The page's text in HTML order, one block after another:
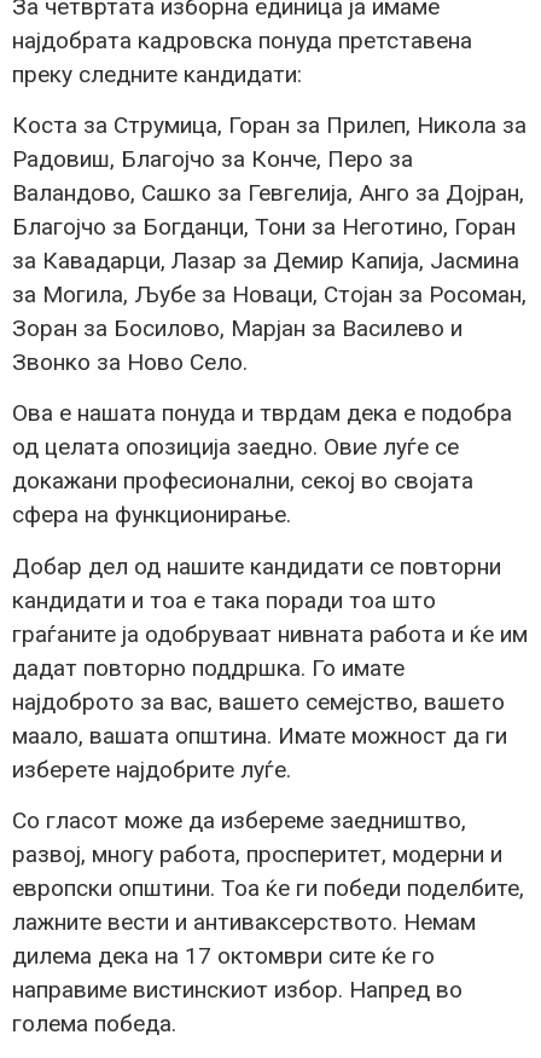
За четвртата изборна единица ја имаме
најдобрата кадровска понуда претставена
преку следните кандидати:
Коста за Струмица, Горан за Прилеп, Никола за
Радовиш, Благојчо за Конче, Перо за
Валандово, Сашко за Гевгелија, Анго за Дојран,
Благојчо за Богданци, Тони за Неготино, Горан
за Кавадарци, Лазар за Демир Капија, Јасмина
за Могила, Љубе за Новаци, Стојан за Росоман,
Зоран за Босилово, Марјан за Василево и
Звонко за Ново Село.
Ова е нашата понуда и тврдам дека е подобра
од целата опозиција заедно. Овие луѓе се
докажани професионални, секој во својата
сфера на функционирање.
Добар дел од нашите кандидати се повторни
кандидати и тоа е така поради тоа што
граѓаните ја одобруваат нивната работа и ќе им
дадат повторно поддршка. Го имате
најдоброто за вас, вашето семејство, вашето
маало, вашата општина. Имате можност да ги
изберете најдобрите луѓе.
Со гласот може да избереме заедништво,
развој, многу работа, просперитет, модерни и
европски општини. Тоа ќе ги победи поделбите,
лажните вести и антиваксерството. Немам
дилема дека на 17 октомври сите ќе го
направиме вистинскиот избор. Напред во
голема победа.